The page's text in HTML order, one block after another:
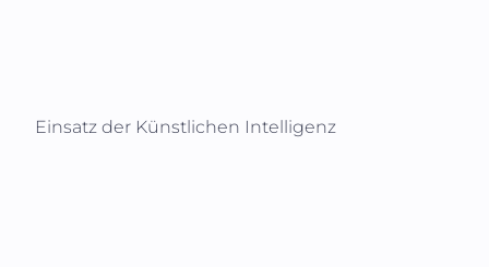
Einsatz der Künstlichen Intelligenz